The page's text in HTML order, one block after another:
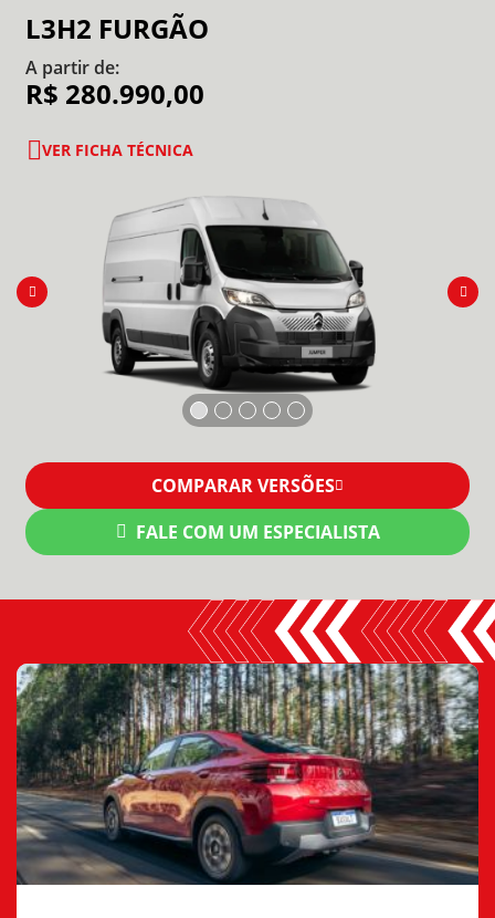
L3H2 FURGÃO
A partir de:
R$ 280.990,00
VER FICHA TÉCNICA
COMPARAR VERSÕES
FALE COM UM ESPECIALISTA